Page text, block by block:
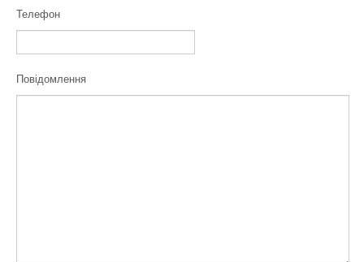
Телефон
Повідомлення